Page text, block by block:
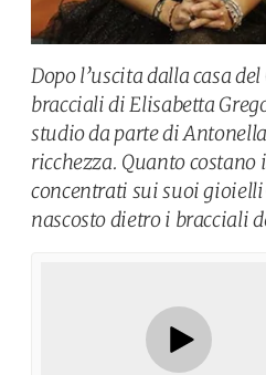
Dopo l’uscita dalla casa
bracciali di Elisabetta
studio da parte di
ricchezza. Quanto
concentrati sui suoi
nascosto dietro i bracciali